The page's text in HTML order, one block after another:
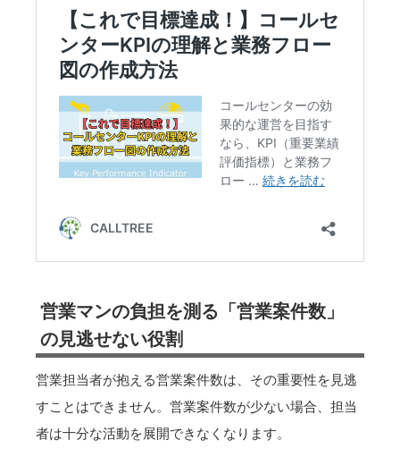
営業マンの負担を測る「営業案件数」
の見逃せない役割
営業担当者が抱える営業案件数は、その重要性を見逃
すことはできません。営業案件数が少ない場合、担当
者は十分な活動を展開できなくなります。